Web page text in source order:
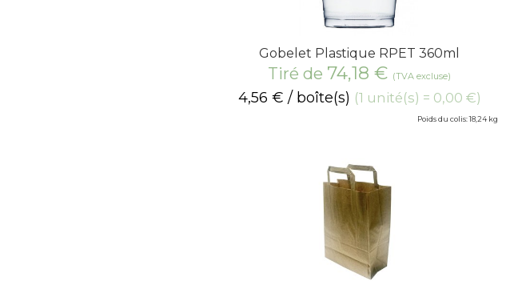
Gobelet Plastique RPET 360ml
Tiré de 74,18 € (TVA excluse)
4,56 € / boîte(s) (1 unité(s) = 0,00 €)
Poids du colis: 18,24 kg